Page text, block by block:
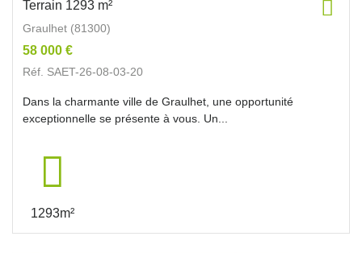
Terrain 1293 m²
Graulhet (81300)
58 000 €
Réf. SAET-26-08-03-20
Dans la charmante ville de Graulhet, une opportunité
exceptionnelle se présente à vous. Un...
1293m²